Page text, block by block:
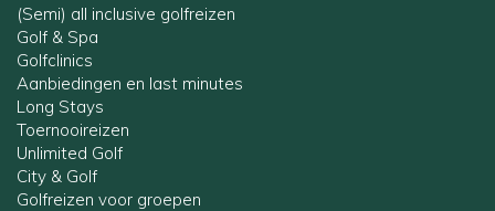
(Semi) all inclusive golfreizen
Golf & Spa
Golfclinics
Aanbiedingen en last minutes
Long Stays
Toernooireizen
Unlimited Golf
City & Golf
Golfreizen voor groepen